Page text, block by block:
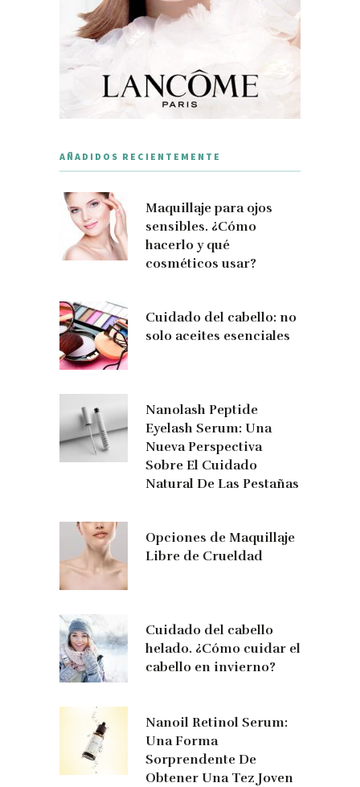
AÑADIDOS RECIENTEMENTE
Maquillaje para ojos
sensibles. ¿Cómo
hacerlo y qué
cosméticos usar?
Cuidado del cabello: no
solo aceites esenciales
Nanolash Peptide
Eyelash Serum: Una
Nueva Perspectiva
Sobre El Cuidado
Natural De Las Pestañas
Opciones de Maquillaje
Libre de Crueldad
Cuidado del cabello
helado. ¿Cómo cuidar el
cabello en invierno?
Nanoil Retinol Serum:
Una Forma
Sorprendente De
Obtener Una Tez Joven